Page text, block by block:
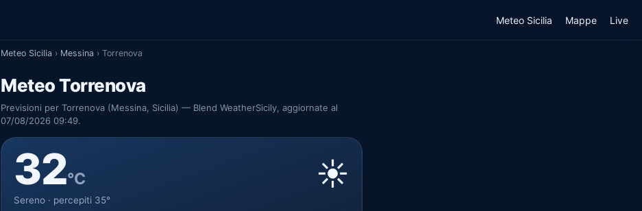
Meteo Sicilia Mappe Live
Meteo Sicilia › Messina › Torrenova
Meteo Torrenova
Previsioni per Torrenova (Messina, Sicilia) — Blend WeatherSicily, aggiornate al
07/08/2026 09:49.
32°C
Sereno · percepiti 35°
☀️